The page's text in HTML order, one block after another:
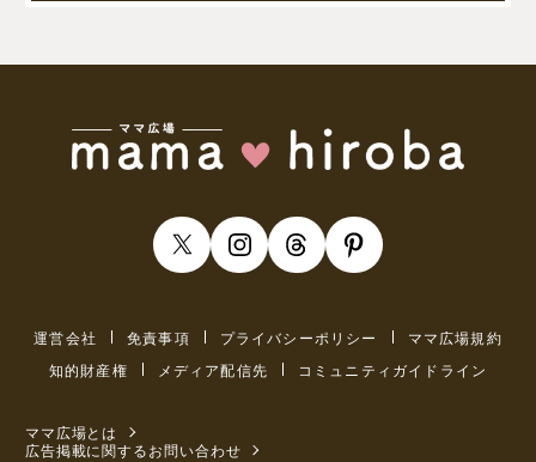
運営会社 免責事項 プライバシーポリシー
ママ広場規約
知的財産権
メディア配信先 コミュニティガイドライン
ママ広場とは
広告掲載に関するお問い合わせ